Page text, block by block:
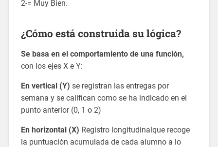
2-= Muy Bien.
¿Cómo está construida su lógica?
Se basa en el comportamiento de una función,
con los ejes X e Y:
En vertical (Y) se registran las entregas por
semana y se califican como se ha indicado en el
punto anterior (0, 1 o 2)
En horizontal (X) Registro longitudinalque recoge
la puntuación acumulada de cada alumno a lo